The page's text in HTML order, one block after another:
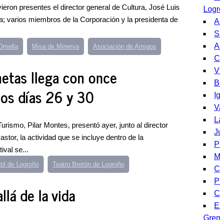
presentes el director general de Cultura, José Luis
varios miembros de la Corporación y la presidenta de
Misa de Minerva Asociación de Amigos
llega con once
días 26 y 30
Pilar Montes, presentó ayer, junto al director
la actividad que se incluye dentro de la
se...
de Logroño Teatro Bretón de Logroño
de la vida